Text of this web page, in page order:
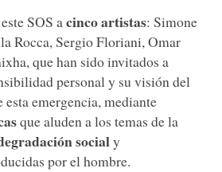
SOS a cinco artistas: Simone
Rocca, Sergio Floriani, Omar
que han sido invitados a
personal y su visión del
esta emergencia, mediante
que aluden a los temas de la
socialy
por el hombre.